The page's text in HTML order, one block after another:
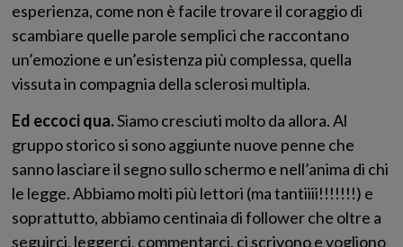
esperienza, come non è facile trovare il coraggio di
scambiare quelle parole semplici che raccontano
un’emozione e un’esistenza più complessa, quella
vissuta in compagnia della sclerosi multipla.
Ed eccoci qua.Siamo cresciuti molto da allora. Al
gruppo storico si sono aggiunte nuove penne che
sanno lasciare il segno sullo schermo e nell’anima di chi
le legge. Abbiamo molti più lettori (ma tantiiii!!!!!!!) e
soprattutto, abbiamo centinaia di follower che oltre a
seguirci, leggerci, commentarci, ci scrivono e vogliono